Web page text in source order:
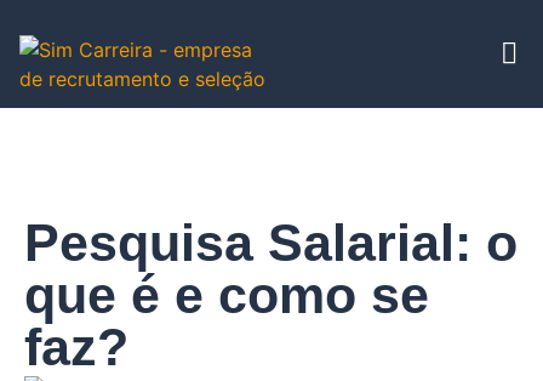
Pesquisa Salarial: o
que é e como se
faz?